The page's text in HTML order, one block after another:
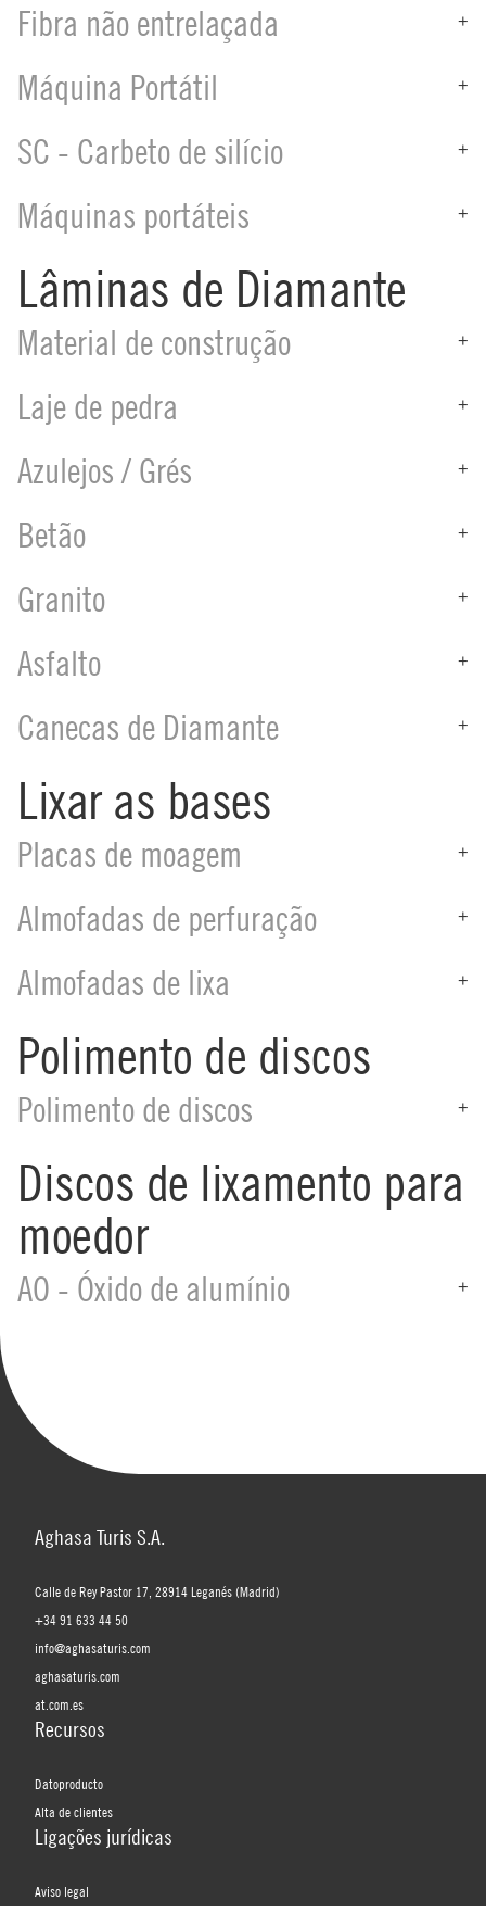
Fibra não entrelaçada +
Máquina Portátil +
SC - Carbeto de silício +
Máquinas portáteis +
Lâminas de Diamante
Material de construção +
Laje de pedra +
Azulejos / Grés +
Betão +
Granito +
Asfalto +
Canecas de Diamante +
Lixar as bases
Placas de moagem +
Almofadas de perfuração +
Almofadas de lixa +
Polimento de discos
Polimento de discos +
Discos de lixamento para
moedor
AO - Óxido de alumínio +
Aghasa Turis S.A.
Calle de Rey Pastor 17, 28914 Leganés (Madrid)
+34 91 633 44 50
info@aghasaturis.com
aghasaturis.com
at.com.es
Recursos
Datoproducto
Alta de clientes
Ligações jurídicas
Aviso legal